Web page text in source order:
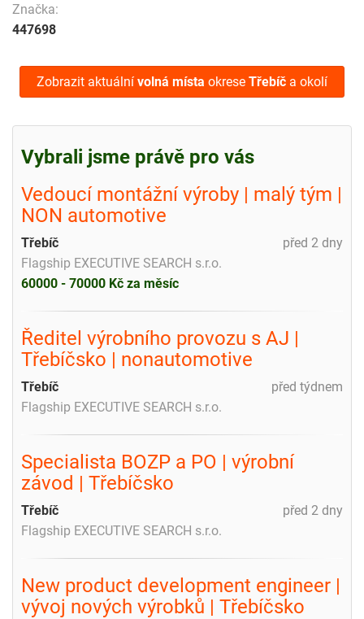
Značka:
447698
Zobrazit aktuální volná místa okrese Třebíč a okolí
Vybrali jsme právě pro vás
Vedoucí montážní výroby | malý tým |
NON automotive
před 2 dny
Třebíč
Flagship EXECUTIVE SEARCH s.r.o.
60000 - 70000 Kč za měsíc
Ředitel výrobního provozu s AJ |
Třebíčsko | nonautomotive
před týdnem
Třebíč
Flagship EXECUTIVE SEARCH s.r.o.
Specialista BOZP a PO | výrobní
závod | Třebíčsko
před 2 dny
Třebíč
Flagship EXECUTIVE SEARCH s.r.o.
New product development engineer |
vývoj nových výrobků | Třebíčsko